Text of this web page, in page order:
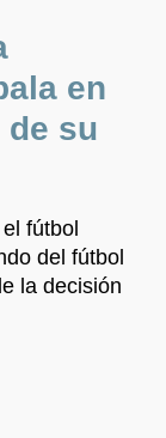
en
de su
fútbol
del fútbol
la decisión